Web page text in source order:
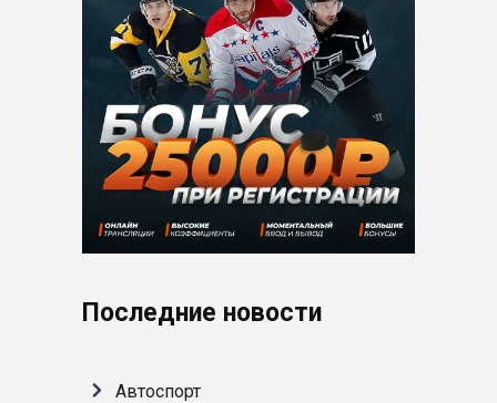
Последние новости
Автоспорт